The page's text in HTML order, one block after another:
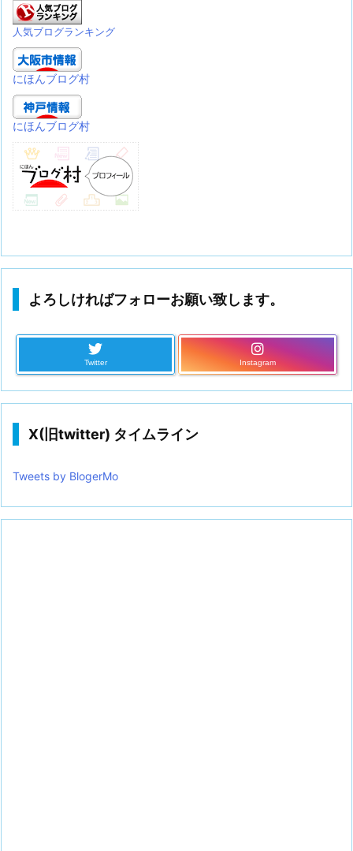
人気ブログランキング
にほんブログ村
にほんブログ村
よろしければフォローお願い致します。
Twitter Instagram
X(旧twitter) タイムライン
Tweets by BlogerMo